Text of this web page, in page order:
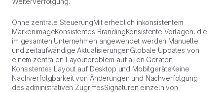
Ohne zentrale SteuerungMit erheblich inkonsistentem
MarkenimageKonsistentes BrandingKonsistente Vorlagen, die
im gesamten Unternehmen angewendet werden Manuelle
und zeitaufwändige AktualisierungenGlobale Updates von
einem zentralen Layoutproblem auf allen Geräten
Konsistentes Layout auf Desktop und MobilgeräteKeine
Nachverfolgbarkeit von Änderungen und Nachverfolgung
des administrativen ZugriffesSignaturen einzeln von